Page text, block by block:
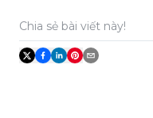
Chia sẻ bài viết này!